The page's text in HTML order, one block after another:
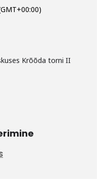
Krõõda torni II